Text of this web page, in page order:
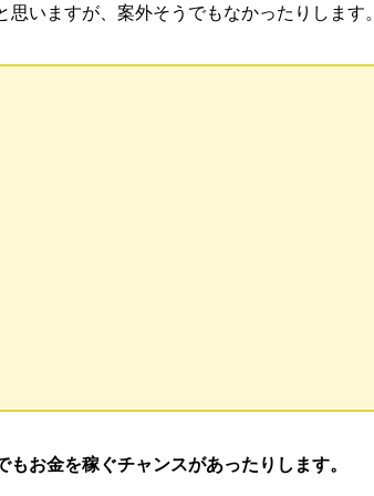
いますが、案外そうでもなかったりします。
もお金を稼ぐチャンスがあったりします。